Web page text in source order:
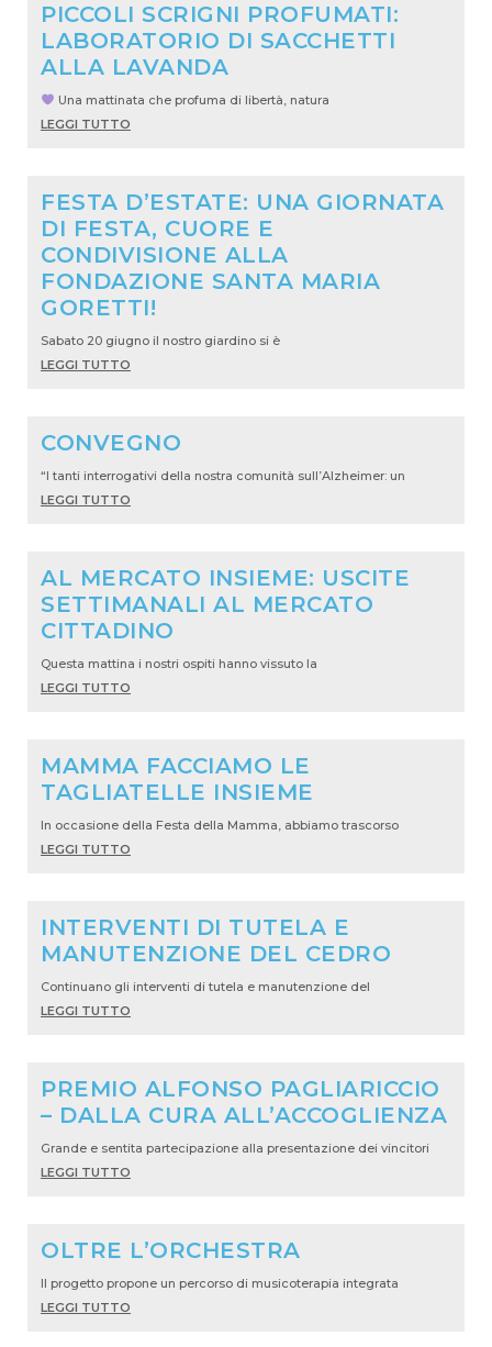
PICCOLI SCRIGNI PROFUMATI:
LABORATORIO DI SACCHETTI
ALLA LAVANDA
Una mattinata che profuma di libertà, natura
LEGGI TUTTO
FESTA D’ESTATE: UNA GIORNATA
DI FESTA, CUORE E
CONDIVISIONE ALLA
FONDAZIONE SANTA MARIA
GORETTI!
Sabato 20 giugno il nostro giardino si è
LEGGI TUTTO
CONVEGNO
“I tanti interrogativi della nostra comunità sull’Alzheimer: un
LEGGI TUTTO
AL MERCATO INSIEME: USCITE
SETTIMANALI AL MERCATO
CITTADINO
Questa mattina i nostri ospiti hanno vissuto la
LEGGI TUTTO
MAMMA FACCIAMO LE
TAGLIATELLE INSIEME
In occasione della Festa della Mamma, abbiamo trascorso
LEGGI TUTTO
INTERVENTI DI TUTELA E
MANUTENZIONE DEL CEDRO
Continuano gli interventi di tutela e manutenzione del
LEGGI TUTTO
PREMIO ALFONSO PAGLIARICCIO
– DALLA CURA ALL’ACCOGLIENZA
Grande e sentita partecipazione alla presentazione dei vincitori
LEGGI TUTTO
OLTRE L’ORCHESTRA
Il progetto propone un percorso di musicoterapia integrata
LEGGI TUTTO